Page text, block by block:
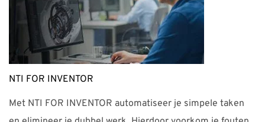
NTI FOR INVENTOR
Met NTI FOR INVENTOR automatiseer je simpele taken
en elimineer je dubbel werk. Hierdoor voorkom je fouten
en houd je tijd over voor zaken die er écht toe doen.